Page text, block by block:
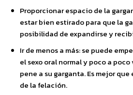
Proporcionar espacio de la
estar bien estirado para que la
posibilidad de expandirse y
Ir de menos a más: se puede
el sexo oral normal y poco a
pene a su garganta. Es mejor
de la felación.